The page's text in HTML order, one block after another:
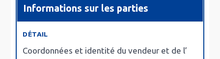
Informations sur les parties
Coordonnées et identité duvendeur et de l’